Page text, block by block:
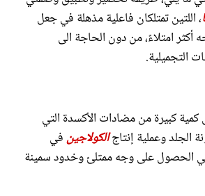
، اللتين تمتلكان فاعلية مذهلة في جعل
أكثر امتلاءً، من دون الحاجة الى
التجميلية.
كمية كبيرة من مضادات الأكسدة التي
الجلد وعملية إنتاجالكولاجينفي
الحصول على وجه ممتلئ وخدود سمينة